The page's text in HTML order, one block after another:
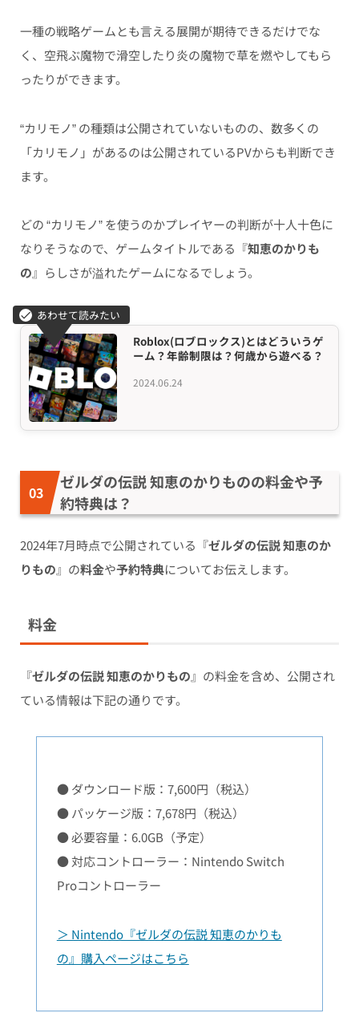
一種の戦略ゲームとも言える展開が期待できるだけでな
く、空飛ぶ魔物で滑空したり炎の魔物で草を燃やしてもら
ったりができます。
“カリモノ” の種類は公開されていないものの、数多くの
「カリモノ」があるのは公開されているPVからも判断でき
ます。
どの “カリモノ” を使うのかプレイヤーの判断が十人十色に
なりそうなので、ゲームタイトルである『知恵のかりも
の』らしさが溢れたゲームになるでしょう。
2024.06.24
Roblox(ロブロックス)とはどういうゲ
ーム？年齢制限は？何歳から遊べる？
ゼルダの伝説 知恵のかりものの料金や予
約特典は？
2024年7月時点で公開されている『ゼルダの伝説 知恵のか
りもの』の料金や予約特典についてお伝えします。
料金
『ゼルダの伝説 知恵のかりもの』の料金を含め、公開され
ている情報は下記の通りです。
● ダウンロード版：7,600円（税込）
● パッケージ版：7,678円（税込）
● 必要容量：6.0GB（予定）
● 対応コントローラー：Nintendo Switch
Proコントローラー
＞ Nintendo『ゼルダの伝説 知恵のかりも
の』購入ページはこちら